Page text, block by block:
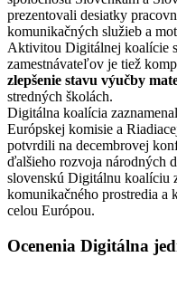
prezentovali desiatky
komunikačných služieb a
Aktivitou Digitálnej koalície
zamestnávateľov je tiež
zlepšenie stavu výučby
stredných školách.
Digitálna koalícia
Európskej komisie a
potvrdili na decembrovej
ďalšieho rozvoja národných
slovenskú Digitálnu koalíciu
komunikačného prostredia a
celou Európou.
Ocenenia Digitálna